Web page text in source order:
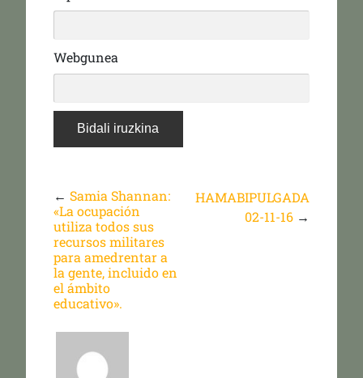
Webgunea
← Samia Shannan:
«La ocupación
utiliza todos sus
recursos militares
para amedrentar a
la gente, incluido en
el ámbito
educativo».
HAMABIPULGADA
02-11-16 →